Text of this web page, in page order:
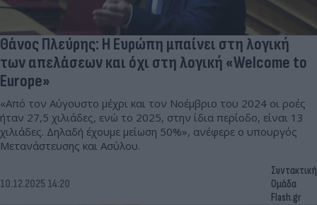
Θάνος Πλεύρης: Η Ευρώπη μπαίνει στη λογική
των απελάσεων και όχι στη λογική «Welcome to
Europe»
«Από τον Αύγουστο μέχρι και τον Νοέμβριο του 2024 οι ροές
ήταν 27,5 χιλιάδες, ενώ το 2025, στην ίδια περίοδο, είναι 13
χιλιάδες. Δηλαδή έχουμε μείωση 50%», ανέφερε ο υπουργός
Μετανάστευσης και Ασύλου.
10.12.2025 14:20
Συντακτική
Ομάδα
Flash.gr